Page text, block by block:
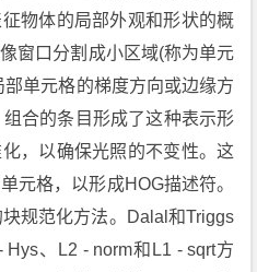
物体的局部外观和形状的概
窗口分割成小区域(称为单元
单元格的梯度方向或边缘方
合的条目形成了这种表示形
，以确保光照的不变性。这
元格，以形成HOG描述符。
规范化方法。Dalal和Triggs
、L2 - norm和L1 - sqrt方